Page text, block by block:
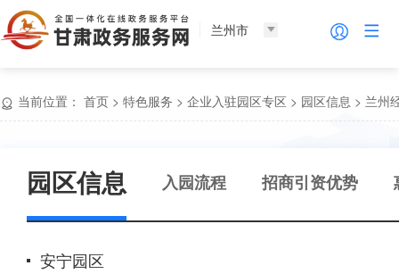
兰州市
当前位置： 首页 > 特色服务 > 企业入驻园区专区 > 园区信息 > 兰州
园区信息 入园流程 招商引资优势
安宁园区